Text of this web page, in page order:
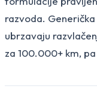
razvoda.
ubrzavaju
za 100.000+ km,